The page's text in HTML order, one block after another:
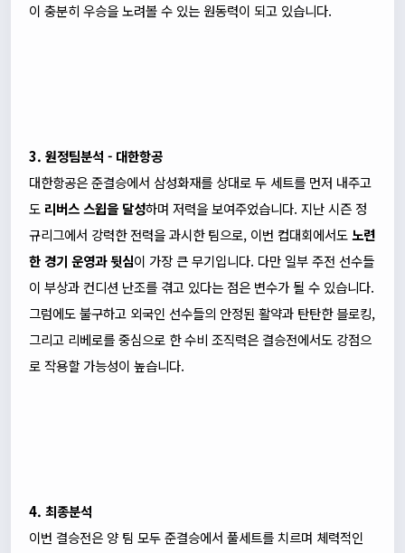
이 충분히 우승을 노려볼 수 있는 원동력이 되고 있습니다.
3. 원정팀분석 - 대한항공
대한항공은 준결승에서 삼성화재를 상대로 두 세트를 먼저 내주고
도 리버스 스윕을 달성하며 저력을 보여주었습니다. 지난 시즌 정
규리그에서 강력한 전력을 과시한 팀으로, 이번 컵대회에서도노련
한 경기 운영과 뒷심이 가장 큰 무기입니다. 다만 일부 주전 선수들
이 부상과 컨디션 난조를 겪고 있다는 점은 변수가 될 수 있습니다.
그럼에도 불구하고 외국인 선수들의 안정된 활약과 탄탄한 블로킹,
그리고 리베로를 중심으로 한 수비 조직력은 결승전에서도 강점으
로 작용할 가능성이 높습니다.
4. 최종분석
이번 결승전은 양 팀 모두 준결승에서 풀세트를 치르며 체력적인